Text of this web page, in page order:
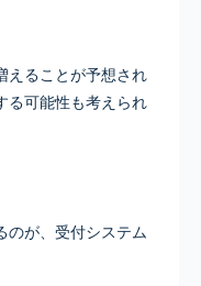
えることが予想され
る可能性も考えられ
のが、受付システム